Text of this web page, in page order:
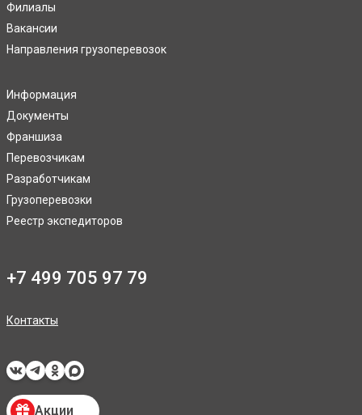
Филиалы
Вакансии
Направления грузоперевозок
Информация
Документы
Франшиза
Перевозчикам
Разработчикам
Грузоперевозки
Реестр экспедиторов
+7 499 705 97 79
Контакты
Акции